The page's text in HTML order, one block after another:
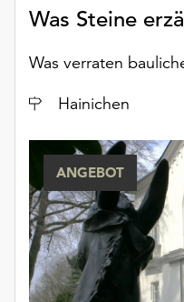
Was Steine
Was verraten
Ort
Hainichen
ANGEBOT